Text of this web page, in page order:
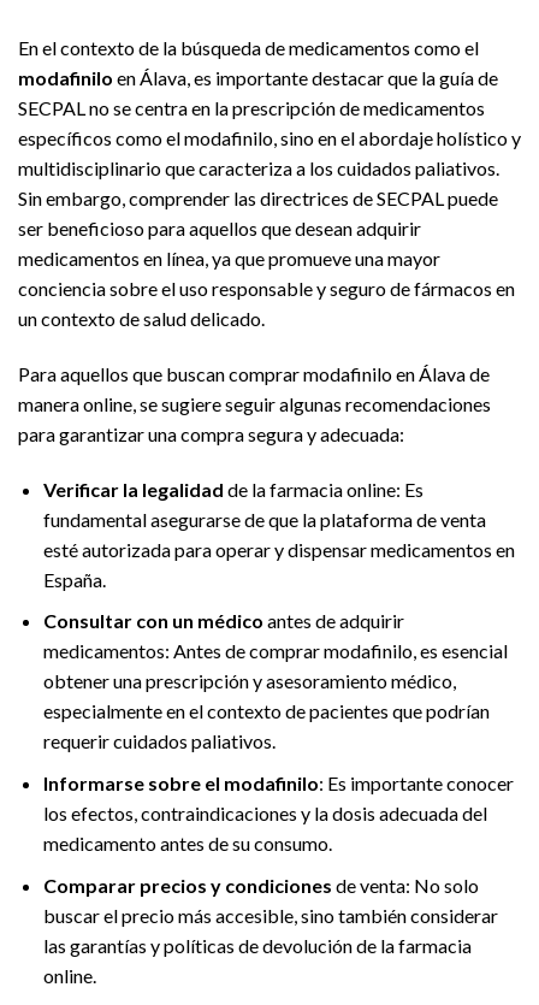
En el contexto de la búsqueda de medicamentos como el
modafinilo en Álava, es importante destacar que la guía de
SECPAL no se centra en la prescripción de medicamentos
específicos como el modafinilo, sino en el abordaje holístico y
multidisciplinario que caracteriza a los cuidados paliativos.
Sin embargo, comprender las directrices de SECPAL puede
ser beneficioso para aquellos que desean adquirir
medicamentos en línea, ya que promueve una mayor
conciencia sobre el uso responsable y seguro de fármacos en
un contexto de salud delicado.
Para aquellos que buscan comprar modafinilo en Álava de
manera online, se sugiere seguir algunas recomendaciones
para garantizar una compra segura y adecuada:
Verificar la legalidad de la farmacia online: Es
fundamental asegurarse de que la plataforma de venta
esté autorizada para operar y dispensar medicamentos en
España.
Consultar con un médico antes de adquirir
medicamentos: Antes de comprar modafinilo, es esencial
obtener una prescripción y asesoramiento médico,
especialmente en el contexto de pacientes que podrían
requerir cuidados paliativos.
Informarse sobre el modafinilo: Es importante conocer
los efectos, contraindicaciones y la dosis adecuada del
medicamento antes de su consumo.
Comparar precios y condiciones de venta: No solo
buscar el precio más accesible, sino también considerar
las garantías y políticas de devolución de la farmacia
online.